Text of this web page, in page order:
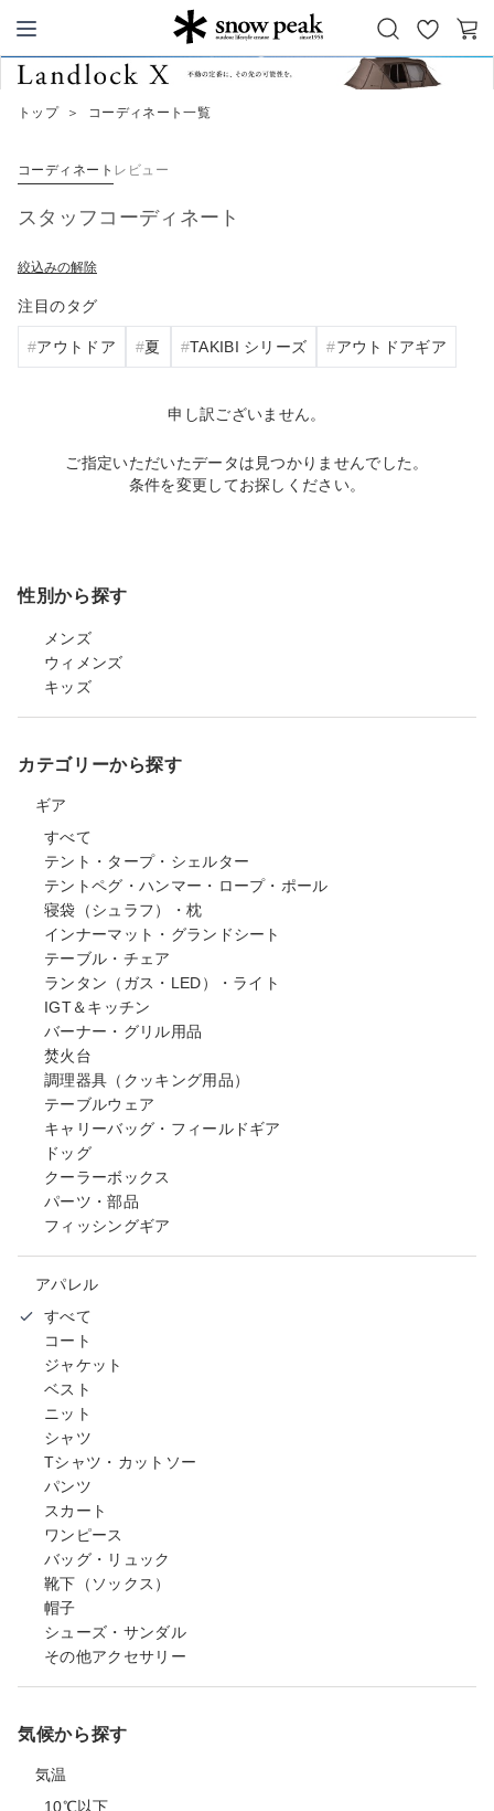
Snow Peak
お
気
カ
トップ ＞ コーディネート一覧
コーディネート レビュー
スタッフコーディネート
絞込みの解除
注目のタグ
アウトドア 夏 TAKIBI シリーズ アウトドアギア
申し訳ございません。
ご指定いただいたデータは見つかりませんでした。
条件を変更してお探しください。
性別から探す
メンズ
ウィメンズ
キッズ
カテゴリーから探す
ギア
すべて
テント・タープ・シェルター
テントペグ・ハンマー・ロープ・ポール
寝袋（シュラフ）・枕
インナーマット・グランドシート
テーブル・チェア
ランタン（ガス・LED）・ライト
IGT＆キッチン
バーナー・グリル用品
焚火台
調理器具（クッキング用品）
テーブルウェア
キャリーバッグ・フィールドギア
ドッグ
クーラーボックス
パーツ・部品
フィッシングギア
アパレル
すべて
コート
ジャケット
ベスト
ニット
シャツ
Tシャツ・カットソー
パンツ
スカート
ワンピース
バッグ・リュック
靴下（ソックス）
帽子
シューズ・サンダル
その他アクセサリー
気候から探す
気温
10℃以下